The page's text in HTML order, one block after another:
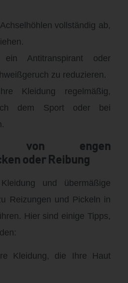
vollständig ab,
Antitranspirant oder
zu reduzieren.
Kleidung regelmäßig,
dem Sport oder bei
von engen
oder Reibung
und übermäßige
Reizungen und Pickeln in
Hier sind einige Tipps,
Kleidung, die Ihre Haut